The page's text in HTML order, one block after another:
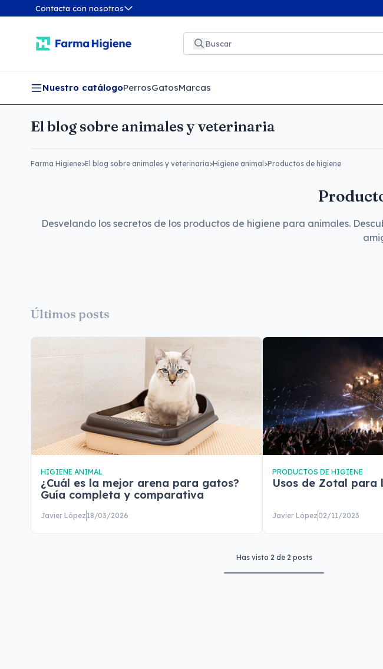
Contacta con nosotros
Nuestro catálogoPerrosGatosMarcas
El blog sobre animales y veterinaria
Farma Higiene>El blog sobre animales y veterinaria>Higiene animal >Productos de higiene
Desvelando los secretos de los productos de higiene para animales.
Últimos posts
HIGIENE ANIMAL
¿Cuál es la mejor arena para gatos?
Guía completa y comparativa
Javier López 18/03/2026
PRODUCTOS DE HIGIENE
Usos de Zotal para
Javier López 02/11/2023
Has visto 2de 2posts